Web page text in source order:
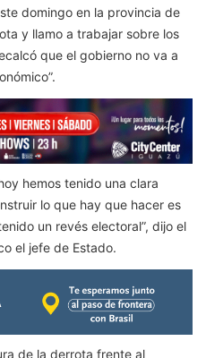
domingo en la provincia de
y llamo a trabajar sobre los
que el gobierno no va a
hemos tenido una clara
lo que hay que hacer es
un revés electoral”, dijo el
el jefe de Estado.
de la derrota frente al